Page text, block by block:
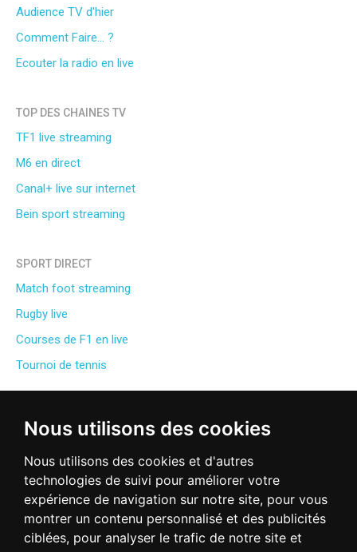
Nous utilisons des cookies
Nous utilisons des cookies et d'autres
technologies de suivi pour améliorer votre
expérience de navigation sur notre site, pour vous
montrer un contenu personnalisé et des publicités
ciblées, pour analyser le trafic de notre site et
Audience TV d'hier
Comment Faire... ?
Ecouter la radio en live
TOP DES CHAINES TV
TF1 live streaming
M6 en direct
Canal+ live sur internet
Bein sport streaming
SPORT DIRECT
Match foot streaming
Rugby live
Courses de F1 en live
Tournoi de tennis
Fun Radio en direct
NRJ webradio
RFM radio direct
Ecouter Skyrock live